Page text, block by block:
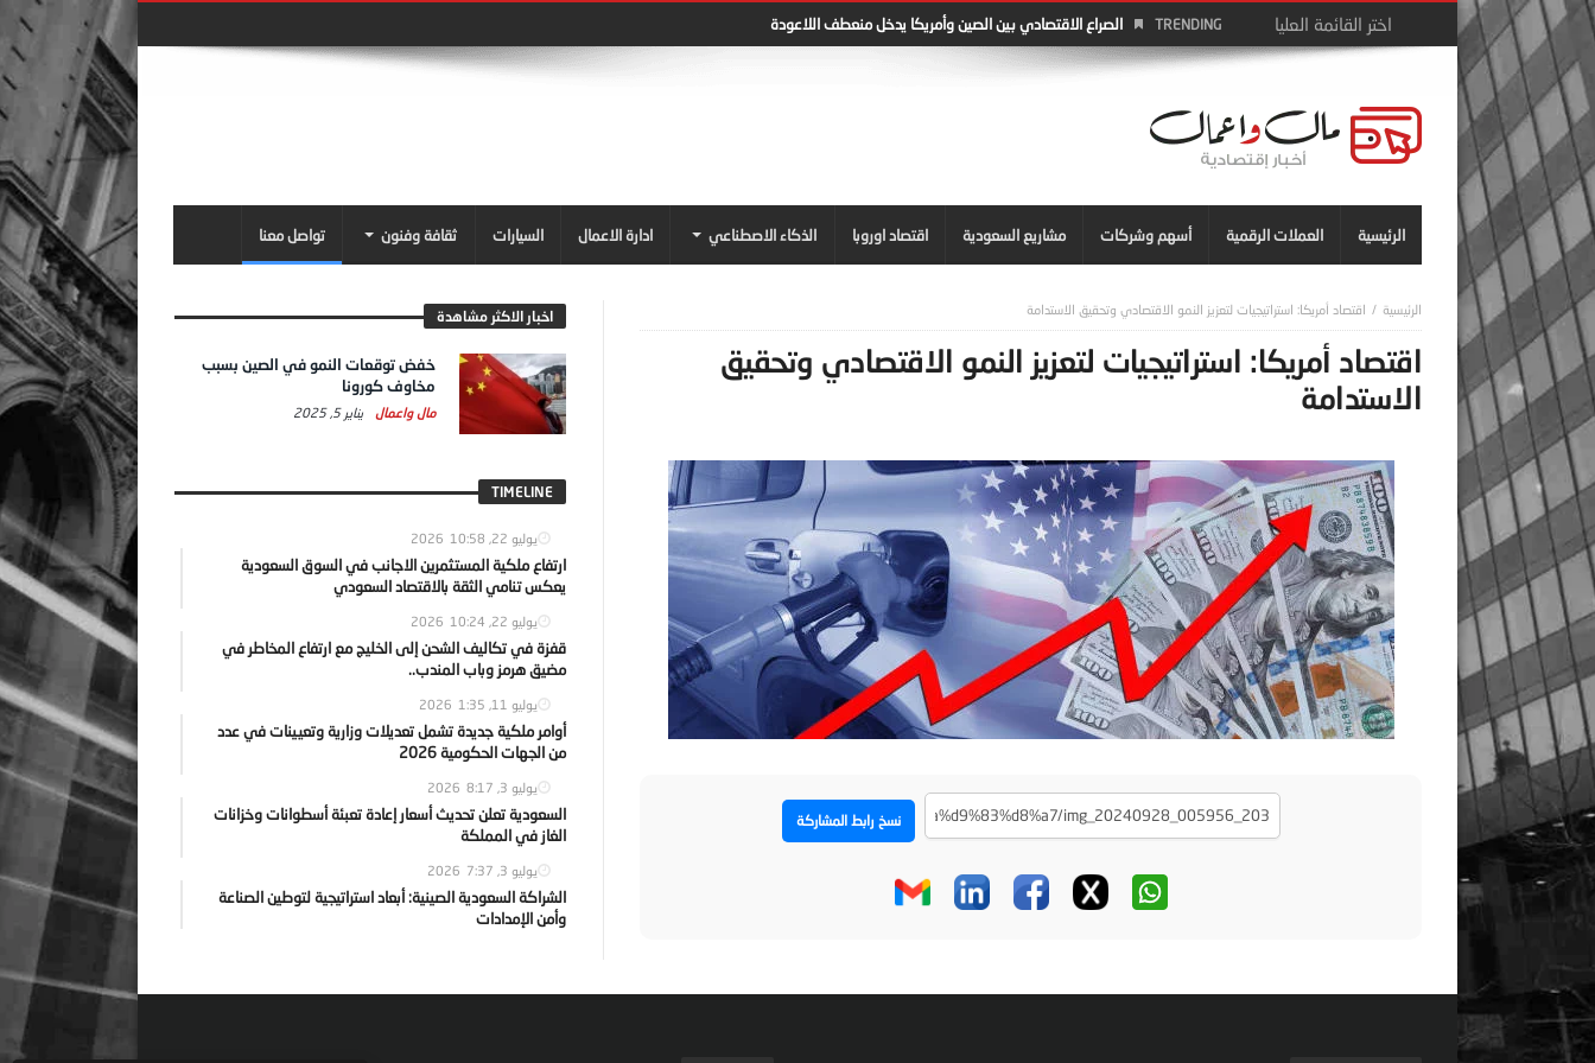
TRENDING الصراع الاقتصادي بين الصين وأمريكا يدخل منعطف اللاعودة
الرئيسية العملات الرقمية أسهم وشركات مشاريع السعودية اقتصاد اوروبا الذكاء الاصطناعي ادارة الاعمال السيارات ثقافة وفنون تواصل معنا
اقتصاد أمريكا: استراتيجيات لتعزيز النمو الاقتصادي وتحقيق الاستدامة
اقتصاد أمريكا: استراتيجيات لتعزيز النمو الاقتصادي وتحقيق
الاستدامة
نسخ رابط المشاركة
اخبار الاكثر مشاهدة
خفض توقعات النمو في الصين بسبب
مخاوف كورونا
مال واعمال يناير 5, 2025
TIMELINE
يوليو 22, 2026 10:58
ارتفاع ملكية المستثمرين الاجانب في السوق السعودية
يعكس تنامي الثقة بالاقتصاد السعودي
يوليو 22, 2026 10:24
قفزة في تكاليف الشحن إلى الخليج مع ارتفاع المخاطر في
مضيق هرمز وباب المندب..
يوليو 11, 2026 1:35
أوامر ملكية جديدة تشمل تعديلات وزارية وتعيينات في عدد
من الجهات الحكومية 2026
يوليو 3, 2026 8:17
السعودية تعلن تحديث أسعار إعادة تعبئة أسطوانات وخزانات
الغاز في المملكة
يوليو 3, 2026 7:37
الشراكة السعودية الصينية: أبعاد استراتيجية لتوطين الصناعة
وأمن الإمدادات